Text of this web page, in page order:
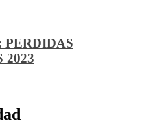
PERDIDAS
2023